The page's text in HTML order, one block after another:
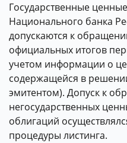
Государственные
Национального банка
допускаются к
официальных итогов
учетом информации о
содержащейся в
эмитентом). Допуск к
негосударственных
облигаций
процедуры листинга.